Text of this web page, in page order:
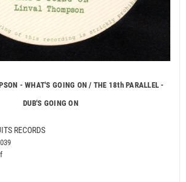
- WHAT'S GOING ON / THE 18th PARALLEL -
DUB'S GOING ON
RECORDS